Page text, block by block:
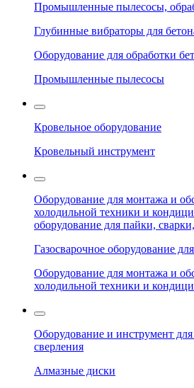
Промышленные пылесосы,
Глубинные вибраторы для
Оборудование для обработки
Промышленные пылесосы
Кровельное оборудование
Кровельный инструмент
Оборудование для монтажа и
холодильной техники и
оборудование для пайки,
Газосварочное оборудование
Оборудование для монтажа и
холодильной техники и
Оборудование и инструмент
сверления
Алмазные диски